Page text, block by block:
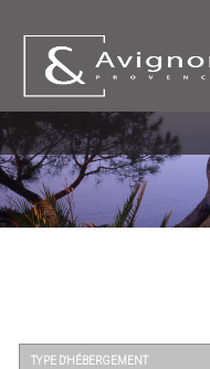
TYPE D'HÉBERGEMENT